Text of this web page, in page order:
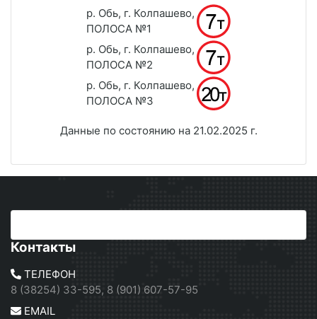
р. Обь, г. Колпашево,
ПОЛОСА №1
р. Обь, г. Колпашево,
ПОЛОСА №2
р. Обь, г. Колпашево,
ПОЛОСА №3
Данные по состоянию на 21.02.2025 г.
Контакты
ТЕЛЕФОН
8 (38254) 33-595, 8 (901) 607-57-95
EMAIL